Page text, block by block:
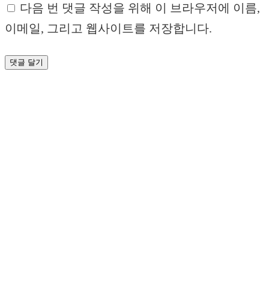
다음 번 댓글 작성을 위해 이 브라우저에 이름,
이메일, 그리고 웹사이트를 저장합니다.